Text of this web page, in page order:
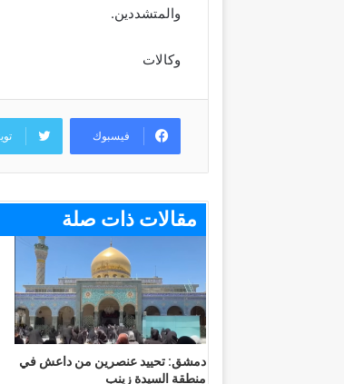
والمتشددين.
وكالات
فيسبوك
مقالات ذات صلة
دمشق: تحييد عنصرين من داعش في
منطقة السيدة زينب